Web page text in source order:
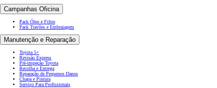
Campanhas Oficina
Pack Óleo e Filtro
Pack Travões e Embraiagem
Manutenção e Reparação
Toyota 5+
Revisão Express
Pré-inspeção Toyota
Recolha e Entrega
Reparação de Pequenos Danos
Chapa e Pintura
Serviço Para Profissionais